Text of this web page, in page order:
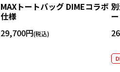
MAXトートバッグ DIMEコラボ
仕様
29,700円